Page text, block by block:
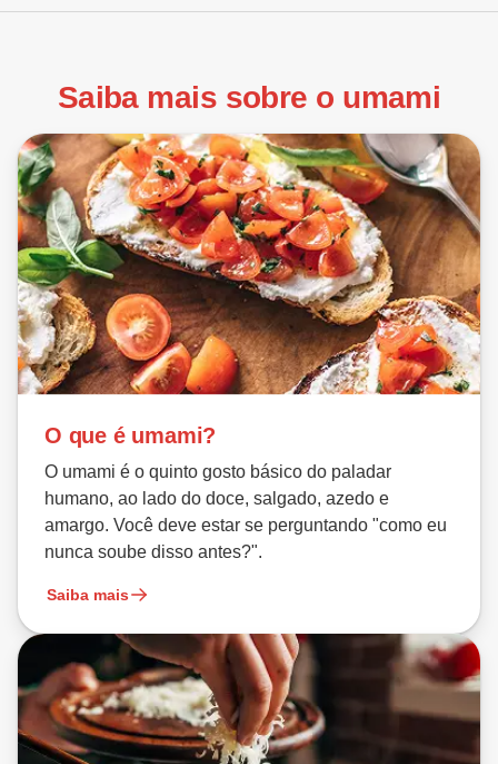
Saiba mais sobre o umami
O que é umami?
O umami é o quinto gosto básico do paladar
humano, ao lado do doce, salgado, azedo e
amargo. Você deve estar se perguntando "como eu
nunca soube disso antes?".
Saiba mais